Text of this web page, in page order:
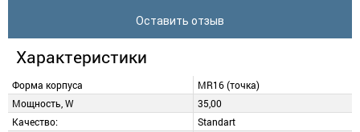
Оставить отзыв
Характеристики
Форма корпуса
MR16 (точка)
Мощность, W
35,00
Качество:
Standart